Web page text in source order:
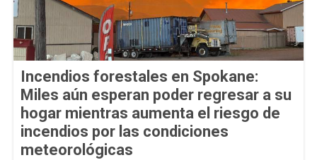
Incendios forestales en Spokane:
Miles aún esperan poder regresar a su
hogar mientras aumenta el riesgo de
incendios por las condiciones
meteorológicas